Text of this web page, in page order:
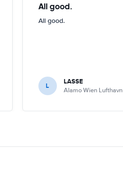
All good.
All good.
L LASSE
Alamo Wien Lufthavn